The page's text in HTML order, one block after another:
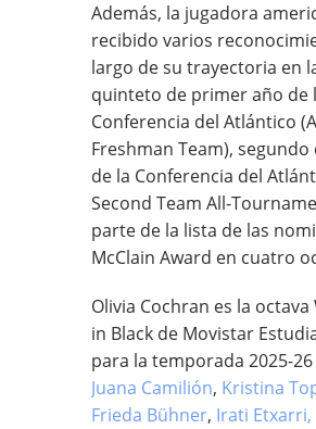
Además, la jugadora
recibido varios
largo de su trayectoria en
quinteto de primer año de
Conferencia del Atlántico
Freshman Team),
de la Conferencia del
Second Team All-
parte de la lista de las
McClain Award en cuatro
Olivia Cochran es la octava
in Black de Movistar
para la temporada 2025-
Juana Camilión, Kristina
Frieda Bühner, Irati Etxarri,